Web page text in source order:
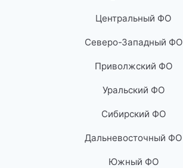
Центральный ФО
Северо-Западный ФО
Приволжский ФО
Уральский ФО
Сибирский ФО
Дальневосточный ФО
Южный ФО